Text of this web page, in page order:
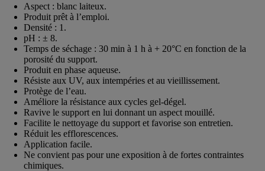
Aspect : blanc laiteux.
Produit prêt à l’emploi.
Densité : 1.
pH : ± 8.
Temps de séchage : 30 min à 1 h à + 20°C en fonction de la
porosité du support.
Produit en phase aqueuse.
Résiste aux UV, aux intempéries et au vieillissement.
Protège de l’eau.
Améliore la résistance aux cycles gel-dégel.
Ravive le support en lui donnant un aspect mouillé.
Facilite le nettoyage du support et favorise son entretien.
Réduit les efflorescences.
Application facile.
Ne convient pas pour une exposition à de fortes contraintes
chimiques.